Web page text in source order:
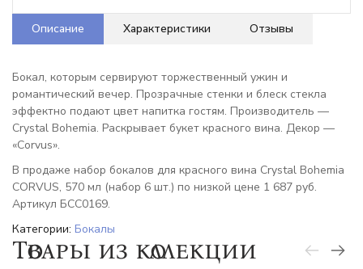
Описание Характеристики Отзывы
Бокал, которым сервируют торжественный ужин и
романтический вечер. Прозрачные стенки и блеск стекла
эффектно подают цвет напитка гостям. Производитель —
Crystal Bohemia. Раскрывает букет красного вина. Декор —
«Corvus».
В продаже набор бокалов для красного вина Crystal Bohemia
CORVUS, 570 мл (набор 6 шт.) по низкой цене 1 687 руб.
Артикул БСС0169.
Категории: Бокалы
Товары из коллекции